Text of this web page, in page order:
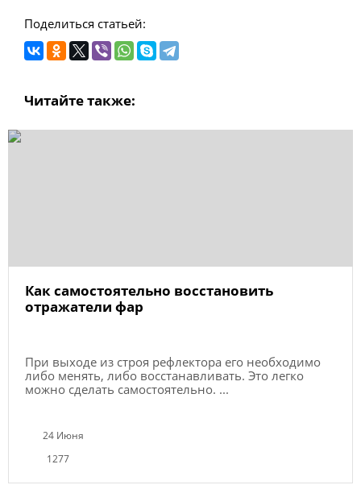
Поделиться статьей:
Читайте также:
Как самостоятельно восстановить
отражатели фар
При выходе из строя рефлектора его необходимо
либо менять, либо восстанавливать. Это легко
можно сделать самостоятельно. ...
24 Июня
1277